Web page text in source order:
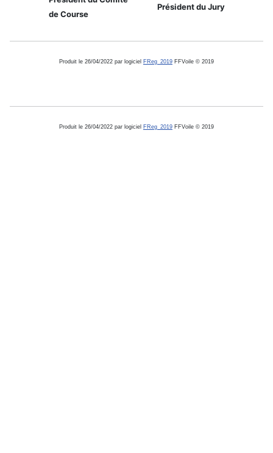
de Course
Président du Jury
Produit le 26/04/2022 par logiciel FReg_2019 FFVoile © 2019
Produit le 26/04/2022 par logiciel FReg_2019 FFVoile © 2019